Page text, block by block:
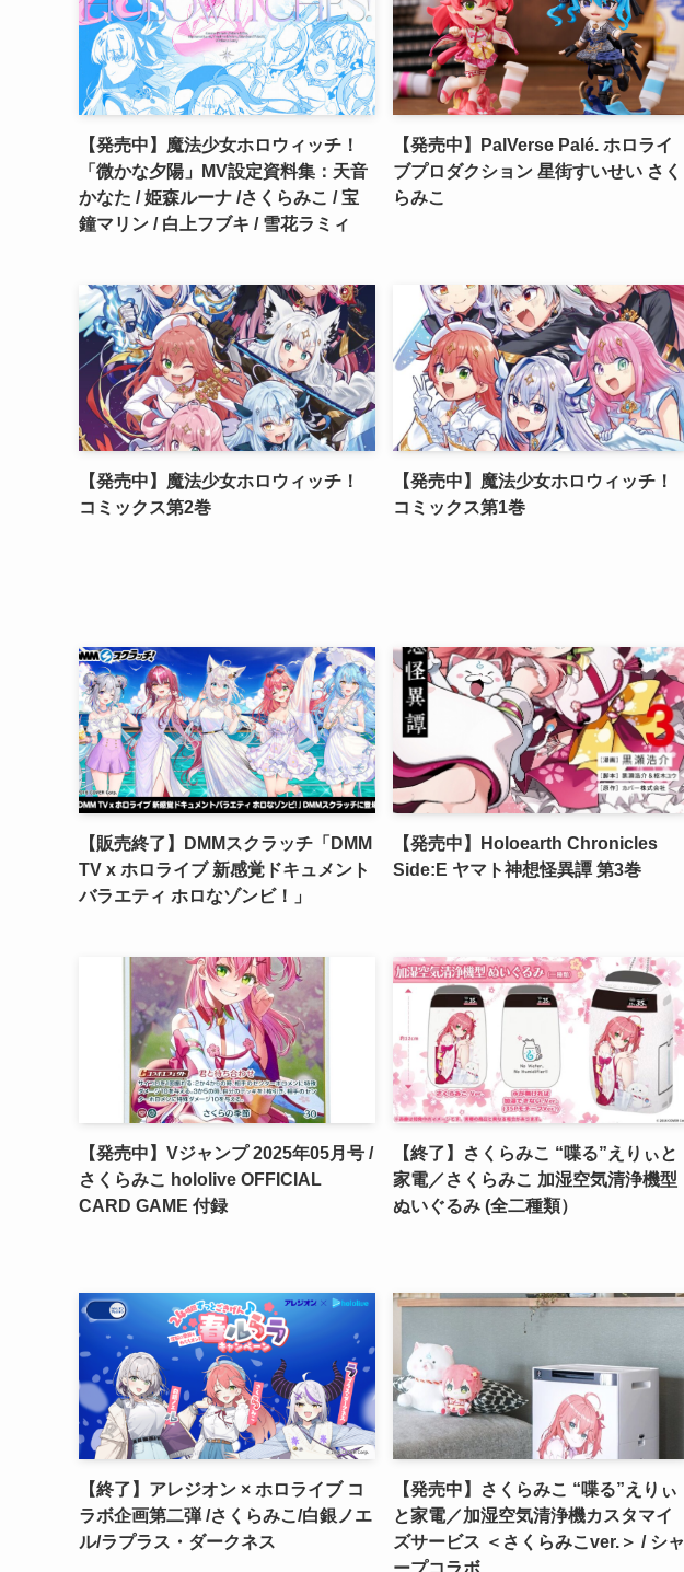
【発売中】魔法少女ホロウィッチ！
「微かな夕陽」MV設定資料集：天音
かなた / 姫森ルーナ /さくらみこ / 宝
鐘マリン / 白上フブキ / 雪花ラミィ
【発売中】PalVerse Palé. ホロライ
ブプロダクション 星街すいせい さく
らみこ
【発売中】魔法少女ホロウィッチ！
コミックス第2巻
【発売中】魔法少女ホロウィッチ！
コミックス第1巻
【販売終了】DMMスクラッチ「DMM
TV x ホロライブ 新感覚ドキュメント
バラエティ ホロなゾンビ！」
【発売中】Holoearth Chronicles
Side:E ヤマト神想怪異譚 第3巻
【発売中】Vジャンプ 2025年05月号 /
さくらみこ hololive OFFICIAL
CARD GAME 付録
【終了】さくらみこ “喋る”えりぃと
家電／さくらみこ 加湿空気清浄機型
ぬいぐるみ (全二種類）
【終了】アレジオン × ホロライブ コ
ラボ企画第二弾 /さくらみこ/白銀ノエ
ル/ラプラス・ダークネス
【発売中】さくらみこ “喋る”えりぃ
と家電／加湿空気清浄機カスタマイ
ズサービス ＜さくらみこver.＞ / シャ
ープコラボ